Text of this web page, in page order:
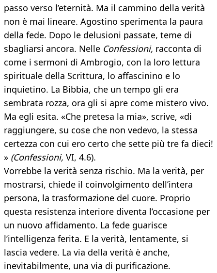
passo verso l’eternità. Ma il cammino della verità
non è mai lineare. Agostino sperimenta la paura
della fede. Dopo le delusioni passate, teme di
sbagliarsi ancora. Nelle Confessioni, racconta di
come i sermoni di Ambrogio, con la loro lettura
spirituale della Scrittura, lo affascinino e lo
inquietino. La Bibbia, che un tempo gli era
sembrata rozza, ora gli si apre come mistero vivo.
Ma egli esita. «Che pretesa la mia», scrive, «di
raggiungere, su cose che non vedevo, la stessa
certezza con cui ero certo che sette più tre fa dieci!
» (Confessioni, VI, 4.6).
Vorrebbe la verità senza rischio. Ma la verità, per
mostrarsi, chiede il coinvolgimento dell’intera
persona, la trasformazione del cuore. Proprio
questa resistenza interiore diventa l’occasione per
un nuovo affidamento. La fede guarisce
l’intelligenza ferita. E la verità, lentamente, si
lascia vedere. La via della verità è anche,
inevitabilmente, una via di purificazione.